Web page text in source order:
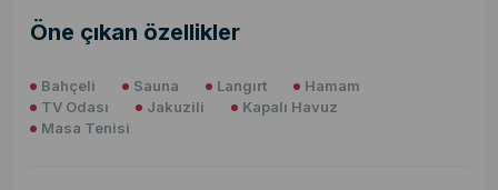
Öne çıkan özellikler
Bahçeli Sauna Langırt
Hamam
TV Odası
Jakuzili
Kapalı Havuz
Masa Tenisi